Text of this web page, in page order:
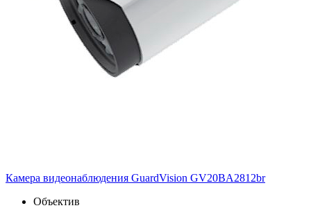
Камера видеонаблюдения GuardVision GV20BA2812br
Объектив